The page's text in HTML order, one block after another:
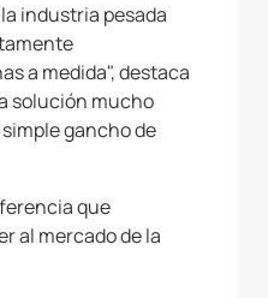
industria pesada
a medida", destaca
solución mucho
gancho de
que
al mercado de la